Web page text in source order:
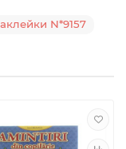
N*9157